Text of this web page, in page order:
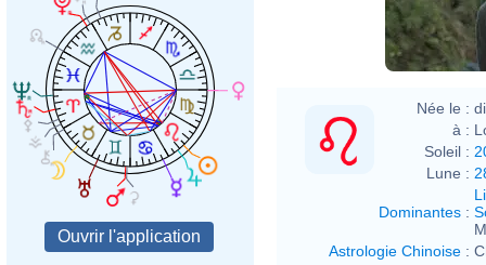
Née le :
à :
Soleil :
Lune :
Dominantes :
Astrologie Chinoise :